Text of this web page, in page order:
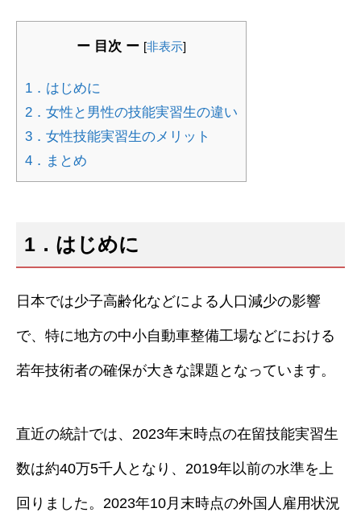
ー 目次 ー [非表示]
1．はじめに
2．女性と男性の技能実習生の違い
3．女性技能実習生のメリット
4．まとめ
1．はじめに
日本では少子高齢化などによる人口減少の影響
で、特に地方の中小自動車整備工場などにおける
若年技術者の確保が大きな課題となっています。
直近の統計では、2023年末時点の在留技能実習生
数は約40万5千人となり、2019年以前の水準を上
回りました。2023年10月末時点の外国人雇用状況